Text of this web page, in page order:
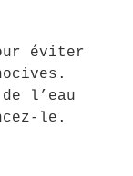
éviter
l’eau
le.